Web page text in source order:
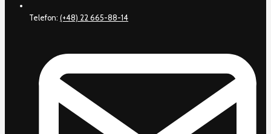
Telefon: (+48) 22 665-88-14